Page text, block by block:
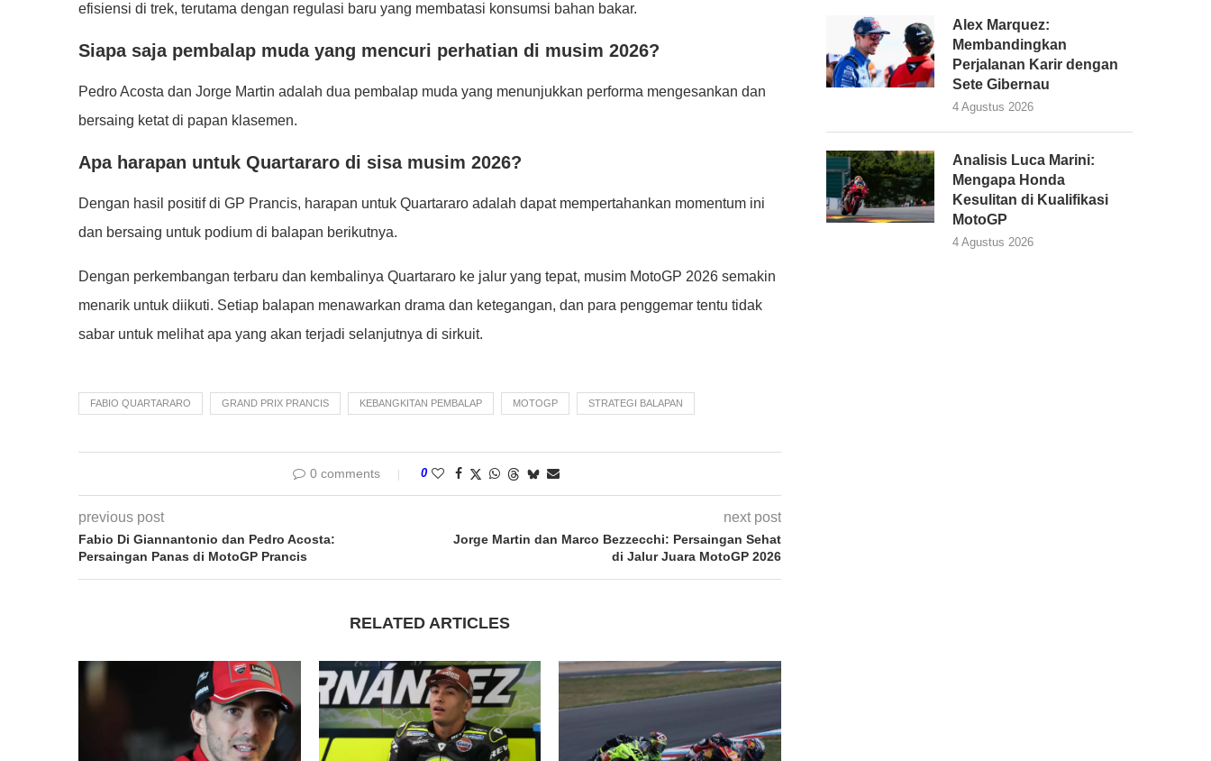
efisiensi di trek, terutama dengan regulasi baru yang membatasi konsumsi bahan bakar.
Siapa saja pembalap muda yang mencuri perhatian di musim 2026?
Pedro Acosta dan Jorge Martin adalah dua pembalap muda yang menunjukkan performa mengesankan dan
bersaing ketat di papan klasemen.
Apa harapan untuk Quartararo di sisa musim 2026?
Dengan hasil positif di GP Prancis, harapan untuk Quartararo adalah dapat mempertahankan momentum ini
dan bersaing untuk podium di balapan berikutnya.
Dengan perkembangan terbaru dan kembalinya Quartararo ke jalur yang tepat, musim MotoGP 2026 semakin
menarik untuk diikuti. Setiap balapan menawarkan drama dan ketegangan, dan para penggemar tentu tidak
sabar untuk melihat apa yang akan terjadi selanjutnya di sirkuit.
FABIO QUARTARARO GRAND PRIX PRANCIS KEBANGKITAN PEMBALAP MOTOGP STRATEGI BALAPAN
0 comments 0
previous post
Fabio Di Giannantonio dan Pedro Acosta:
Persaingan Panas di MotoGP Prancis
next post
Jorge Martin dan Marco Bezzecchi: Persaingan Sehat
di Jalur Juara MotoGP 2026
RELATED ARTICLES
Alex Marquez:
Membandingkan
Perjalanan Karir dengan
Sete Gibernau
4 Agustus 2026
Analisis Luca Marini:
Mengapa Honda
Kesulitan di Kualifikasi
MotoGP
4 Agustus 2026